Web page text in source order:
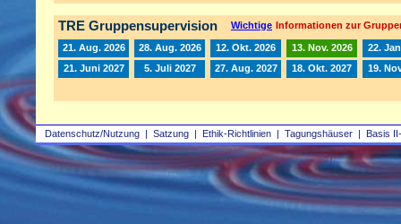
Datenschutz/Nutzung | Satzung | Ethik-Richtlinien | Tagungshäuser | Basis
TRE Gruppensupervision Wichtige Informationen zur
21. Aug. 2026 28. Aug. 2026 12. Okt. 2026 13. Nov. 2026
22.
21. Juni 2027
5. Juli 2027 27. Aug. 2027 18. Okt. 2027 19.